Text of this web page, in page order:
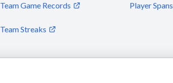
Team Game Records Player Spans
Team Streaks